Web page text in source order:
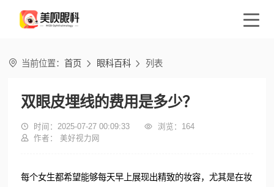
 当前位置：首页  眼科百科  列表
双眼皮埋线的费用是多少？
 时间：2025-07-27 00:09:33  浏览： 164
 作者： 美好视力网
每个女生都希望能够每天早上展现出精致的妆容，尤其是在妆